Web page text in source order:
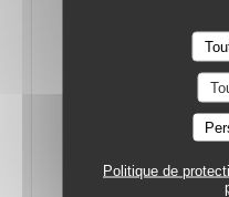
Politique de
LE 23/06/2022 DE
DÎNER-